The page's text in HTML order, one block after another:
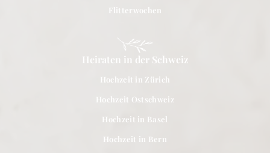
Flitterwochen
Heiraten in der Schweiz
Hochzeit in Zürich
Hochzeit Ostschweiz
Hochzeit in Basel
Hochzeit in Bern